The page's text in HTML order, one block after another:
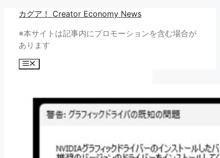
カグア！ Creator Economy News
※本サイトは記事内にプロモーションを含む場合が
あります
メ